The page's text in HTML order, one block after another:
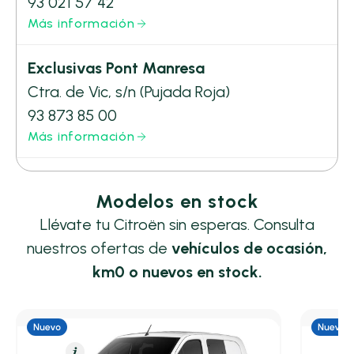
Más información
Exclusivas Pont Manresa
Ctra. de Vic, s/n (Pujada Roja)
93 873 85 00
Más información
Modelos en stock
Llévate tu Citroën sin esperas. Consulta
nuestros ofertas de vehículos de ocasión,
km0 o nuevos en stock.
Resumen